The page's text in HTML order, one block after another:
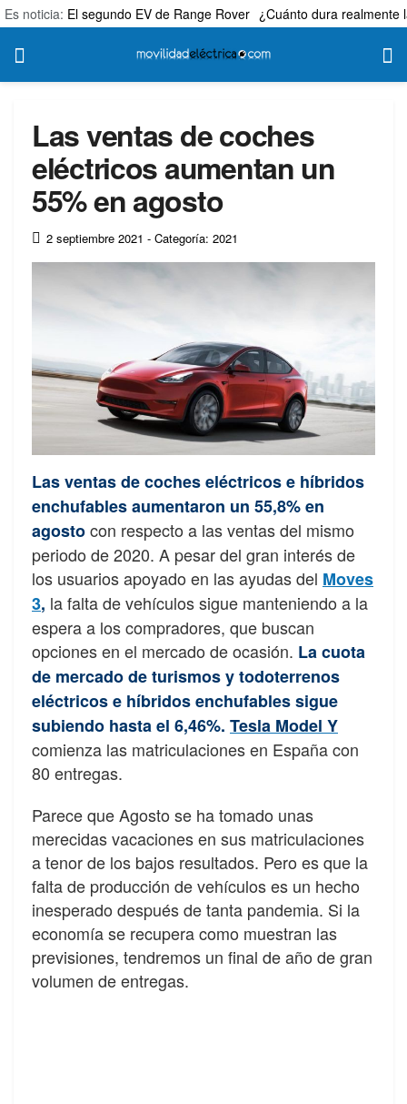
Es noticia: El segundo EV de Range Rover ¿Cuánto dura realmente
Las ventas de coches
eléctricos aumentan un
55% en agosto
2 septiembre 2021 - Categoría: 2021
Las ventas de coches eléctricos e híbridos
enchufables aumentaron un 55,8% en
agostocon respecto a las ventas del mismo
periodo de 2020. A pesar del gran interés de
los usuarios apoyado en las ayudas del Moves
3, la falta de vehículos sigue manteniendo a la
espera a los compradores, que buscan
opciones en el mercado de ocasión. La cuota
de mercado de turismos y todoterrenos
eléctricos e híbridos enchufables sigue
subiendo hasta el 6,46%. Tesla Model Y
comienza las matriculaciones en España con
80 entregas.
Parece que Agosto se ha tomado unas
merecidas vacaciones en sus matriculaciones
a tenor de los bajos resultados. Pero es que la
falta de producción de vehículos es un hecho
inesperado después de tanta pandemia. Si la
economía se recupera como muestran las
previsiones, tendremos un final de año de gran
volumen de entregas.